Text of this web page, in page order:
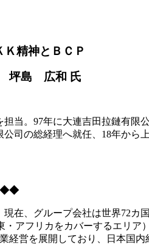
精神とＢＣＰ
坪島 広和 氏
当。97年に大連吉田拉鏈有限
司の総経理へ就任、18年から
在、グループ会社は世界72カ
アフリカをカバーするエリア
経営を展開しており、日本国内